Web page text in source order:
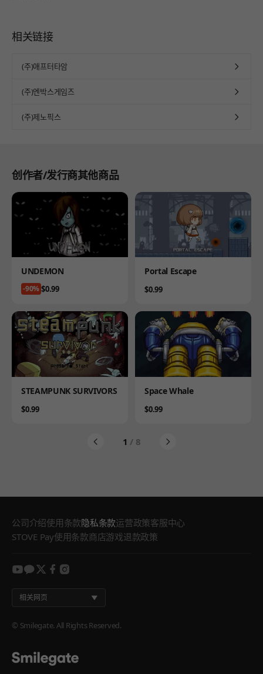
相关链接
(주)애프터타암
(주)엔박스게임즈
(주)제노픽스
创作者/发行商其他商品
Product
UNDEMON
-90%Price
$0.99
Product
Portal Escape
Price
$0.99
Product
STEAMPUNK SURVIVORS
Price
$0.99
Product
Space Whale
Price
$0.99
1 / 8
公司介绍使用条款隐私条款运营政策客服中心
STOVE Pay使用条款商店游戏退款政策
youtube
kakao
twitter
facebook
instagram
相关网页
© Smilegate. All Rights Reserved.